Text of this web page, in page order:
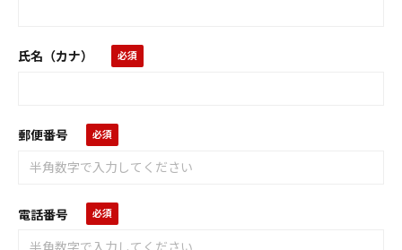
氏名（カナ）
郵便番号
電話番号